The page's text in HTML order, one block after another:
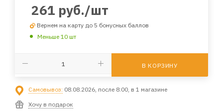
261 руб./шт
Вернем на карту до 5 бонусных баллов
Меньше 10 шт
В КОРЗИНУ
Самовывоз: 08.08.2026, после 8:00, в 1 магазине
Хочу в подарок